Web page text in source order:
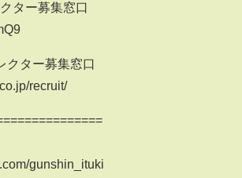
ター募集窓口
クター募集窓口
recruit/
gunshin_ituki